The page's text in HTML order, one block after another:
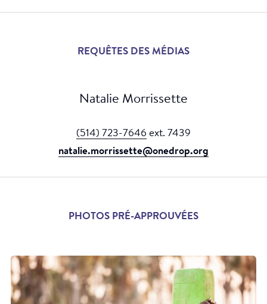
REQUÊTES DES MÉDIAS
Natalie Morrissette
(514) 723-7646 ext. 7439
natalie.morrissette@onedrop.org
PHOTOS PRÉ-APPROUVÉES
IYAWI - The Indigenous Youth, Art and Water
Initiative
A look back on Art for One Drop - A